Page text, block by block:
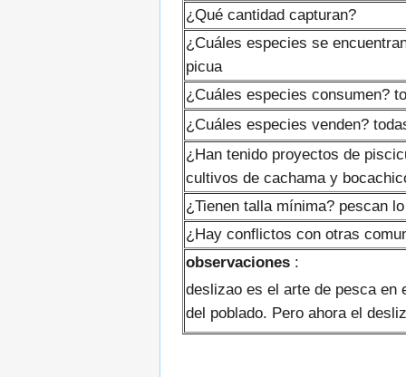
¿Qué cantidad capturan?
¿Cuáles especies se
picua
¿Cuáles especies consumen?
¿Cuáles especies venden?
¿Han tenido proyectos de
cultivos de cachama y
¿Tienen talla mínima? pescan
¿Hay conflictos con otras
observaciones :
deslizao es el arte de pesca en
del poblado. Pero ahora el